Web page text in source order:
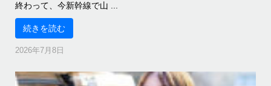
終わって、今新幹線で山 ...
続きを読む
2026年7月8日